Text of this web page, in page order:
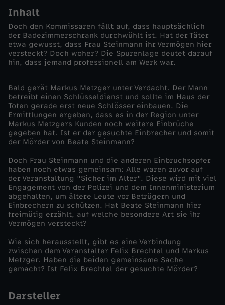
c
h
e
r
i
m
A
l
t
e
r
Inhalt
Doch den Kommissaren fällt auf, dass hauptsächlich
der Badezimmerschrank durchwühlt ist. Hat der Täter
etwa gewusst, dass Frau Steinmann ihr Vermögen hier
versteckt? Doch woher? Die Spurenlage deutet darauf
hin, dass jemand professionell am Werk war.
Bald gerät Markus Metzger unter Verdacht. Der Mann
betreibt einen Schlüsseldienst und sollte im Haus der
Toten gerade erst neue Schlösser einbauen. Die
Ermittlungen ergeben, dass es in der Region unter
Markus Metzgers Kunden noch weitere Einbrüche
gegeben hat. Ist er der gesuchte Einbrecher und somit
der Mörder von Beate Steinmann?
Doch Frau Steinmann und die anderen Einbruchsopfer
haben noch etwas gemeinsam: Alle waren zuvor auf
der Veranstaltung "Sicher im Alter". Diese wird mit viel
Engagement von der Polizei und dem Innenministerium
abgehalten, um ältere Leute vor Betrügern und
Einbrechern zu schützen. Hat Beate Steinmann hier
freimütig erzählt, auf welche besondere Art sie ihr
Vermögen versteckt?
Wie sich herausstellt, gibt es eine Verbindung
zwischen dem Veranstalter Felix Brechtel und Markus
Metzger. Haben die beiden gemeinsame Sache
gemacht? Ist Felix Brechtel der gesuchte Mörder?
Darsteller